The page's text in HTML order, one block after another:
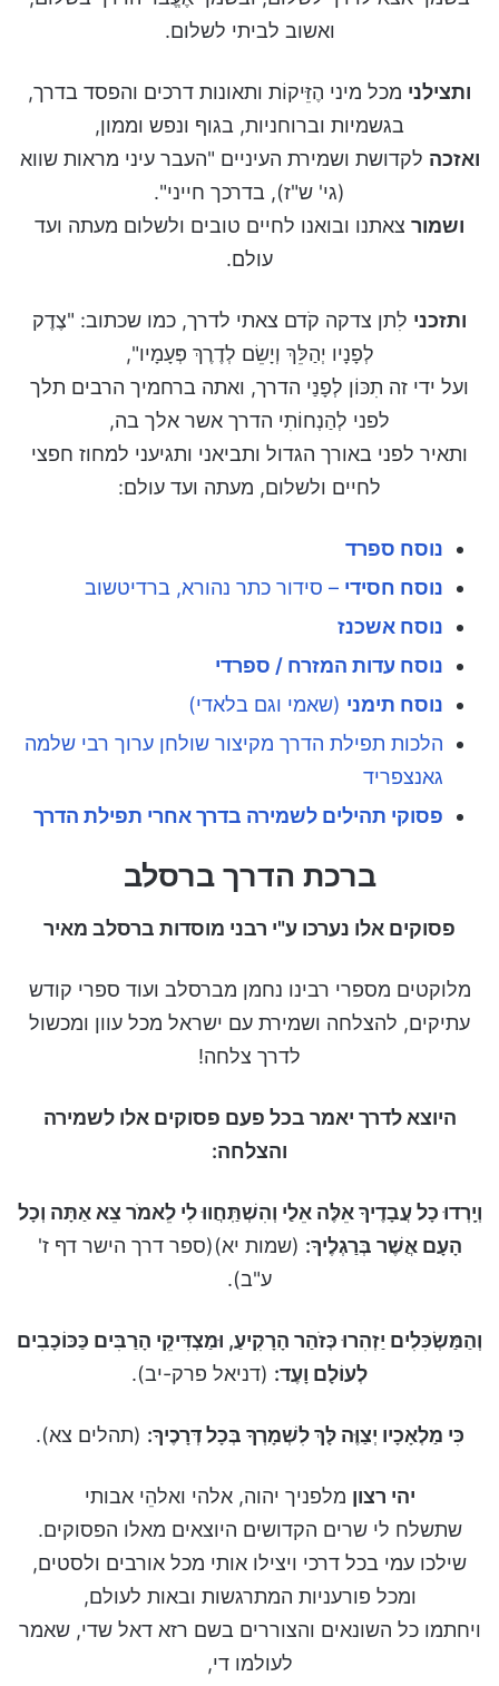
ואשוב לביתי לשלום.
ותצילני מכל מיני הֶזֵּיקוֹת ותאונות דרכים והפסד בדרך,
בגשמיות וברוחניות, בגוף ונפש וממון,
ואזכה לקדושת ושמירת העיניים "העבר עיני מראות שווא
(גי' ש"ז), בדרכך חייני".
ושמור צאתנו ובואנו לחיים טובים ולשלום מעתה ועד
עולם.
ותזכני לִתן צדקה קֹדם צאתי לדרך, כמו שכתוב: "צֶדֶק
לְפָנָיו יְהַלֵּךְ וְיָשֵׂם לְדֶרֶךְ פְּעָמָיו",
ועל ידי זה תִכּוֹן לְפָנַי הדרך, ואתה ברחמיך הרבים תלך
לפני לְהַנְחוֹתִי הדרך אשר אלך בה,
ותאיר לפני באורך הגדול ותביאני ותגיעני למחוז חפצי
לחיים ולשלום, מעתה ועד עולם:
נוסח ספרד
נוסח חסידי – סידור כתר נהורא, ברדיטשוב
נוסח אשכנז
נוסח עדות המזרח / ספרדי
נוסח תימני (שאמי וגם בלאדי)
הלכות תפילת הדרך מקיצור שולחן ערוך רבי שלמה
גאנצפריד
פסוקי תהילים לשמירה בדרך אחרי תפילת הדרך
ברכת הדרך ברסלב
פסוקים אלו נערכו ע"י רבני מוסדות ברסלב מאיר
מלוקטים מספרי רבינו נחמן מברסלב ועוד ספרי קודש
עתיקים, להצלחה ושמירת עם ישראל מכל עוון ומכשול
לדרך צלחה!
היוצא לדרך יאמר בכל פעם פסוקים אלו לשמירה
והצלחה:
וְיָֽרְדוּ כָל עֲבָדֶיךָ אֵלֶּה אֵלַי וְהִשְׁתַּֽחֲווּ לִי לֵאמֹר צֵא אַתָּה וְכָל
הָעָם אֲשֶׁר בְּרַגְלֶיךָ: (שמות יא)(ספר דרך הישר דף ז'
ע"ב).
וְהַמַּשְׂכִּלִים יַזְהִרוּ כְּזֹהַר הָרָקִיעַ, וּמַצְדִּיקֵי הָרַבִּים כַּכּוֹכָבִים
לְעוֹלָם וָעֶד: (דניאל פרק-יב).
כִּי מַלְאָכָיו יְצַוֶּה לָּךְ לִשְׁמָרְךָ בְּכָל דְּרָכֶיךָ: (תהלים צא).
יהי רצון מלפניך יהוה, אלהי ואלהֵי אבותי
שתשלח לי שרים הקדושים היוצאים מאלו הפסוקים.
שילכו עמי בכל דרכי ויצילו אותי מכל אורבים ולסטים,
ומכל פורעניות המתרגשות ובאות לעולם,
ויחתמו כל השונאים והצוררים בשם רזא דאל שדי, שאמר
לעולמו די,